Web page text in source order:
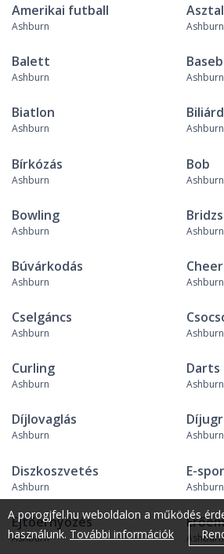
Amerikai futball
Ashburn Ashburn
Balett
Ashburn Ashburn
Biatlon
Ashburn
Biliárd
Ashburn
Bírkózás
Ashburn
Bob
Ashburn
Bowling
Ashburn
Bridzs
Ashburn
Búvárkodás
Ashburn Ashburn
Cselgáncs
Ashburn Ashburn
Curling
Ashburn
Darts
Ashburn
Díjlovaglás
Ashburn Ashburn
Diszkoszvetés
Ashburn
E-
Ashburn
Ejtőernyőzés
Ashburn Ashburn
A porogjfel.hu weboldalon a működés
használunk. További információk